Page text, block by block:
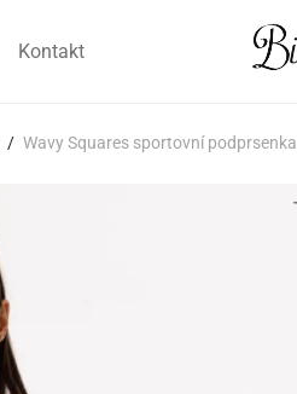
Kontakt
/ Wavy Squares sportovní podprsenka